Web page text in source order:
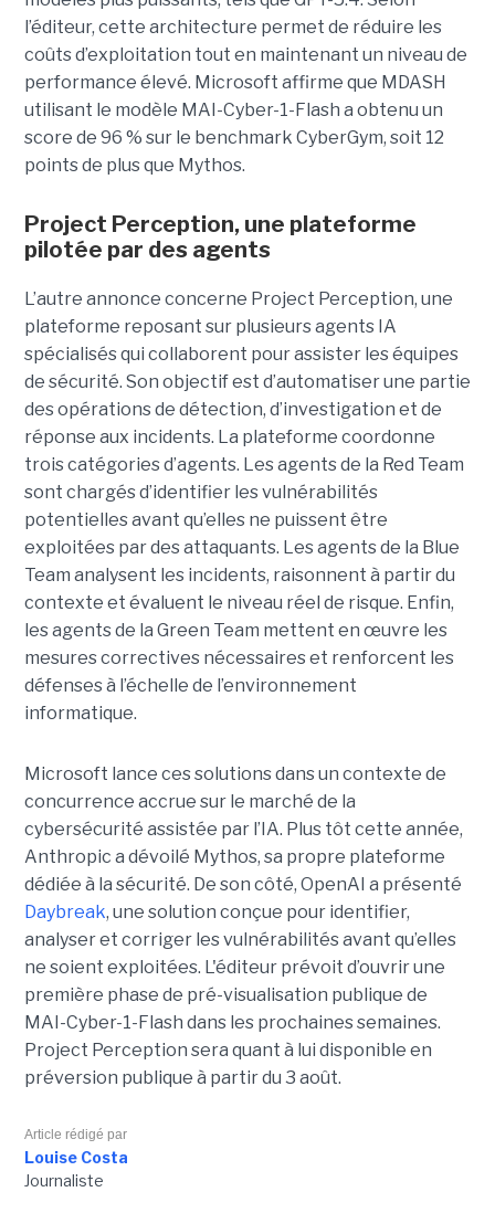
l’éditeur, cette architecture permet de réduire les
coûts d’exploitation tout en maintenant un niveau de
performance élevé. Microsoft affirme que MDASH
utilisant le modèle MAI-Cyber-1-Flash a obtenu un
score de 96 % sur le benchmark CyberGym, soit 12
points de plus que Mythos.
Project Perception, une plateforme
pilotée par des agents
L’autre annonce concerne Project Perception, une
plateforme reposant sur plusieurs agents IA
spécialisés qui collaborent pour assister les équipes
de sécurité. Son objectif est d’automatiser une partie
des opérations de détection, d’investigation et de
réponse aux incidents. La plateforme coordonne
trois catégories d’agents. Les agents de la Red Team
sont chargés d’identifier les vulnérabilités
potentielles avant qu’elles ne puissent être
exploitées par des attaquants. Les agents de la Blue
Team analysent les incidents, raisonnent à partir du
contexte et évaluent le niveau réel de risque. Enfin,
les agents de la Green Team mettent en œuvre les
mesures correctives nécessaires et renforcent les
défenses à l’échelle de l’environnement
informatique.
Microsoft lance ces solutions dans un contexte de
concurrence accrue sur le marché de la
cybersécurité assistée par l’IA. Plus tôt cette année,
Anthropic a dévoilé Mythos, sa propre plateforme
dédiée à la sécurité. De son côté, OpenAI a présenté
Daybreak, une solution conçue pour identifier,
analyser et corriger les vulnérabilités avant qu’elles
ne soient exploitées. L'éditeur prévoit d’ouvrir une
première phase de pré-visualisation publique de
MAI-Cyber-1-Flash dans les prochaines semaines.
Project Perception sera quant à lui disponible en
préversion publique à partir du 3 août.
Article rédigé par
Louise Costa
Journaliste